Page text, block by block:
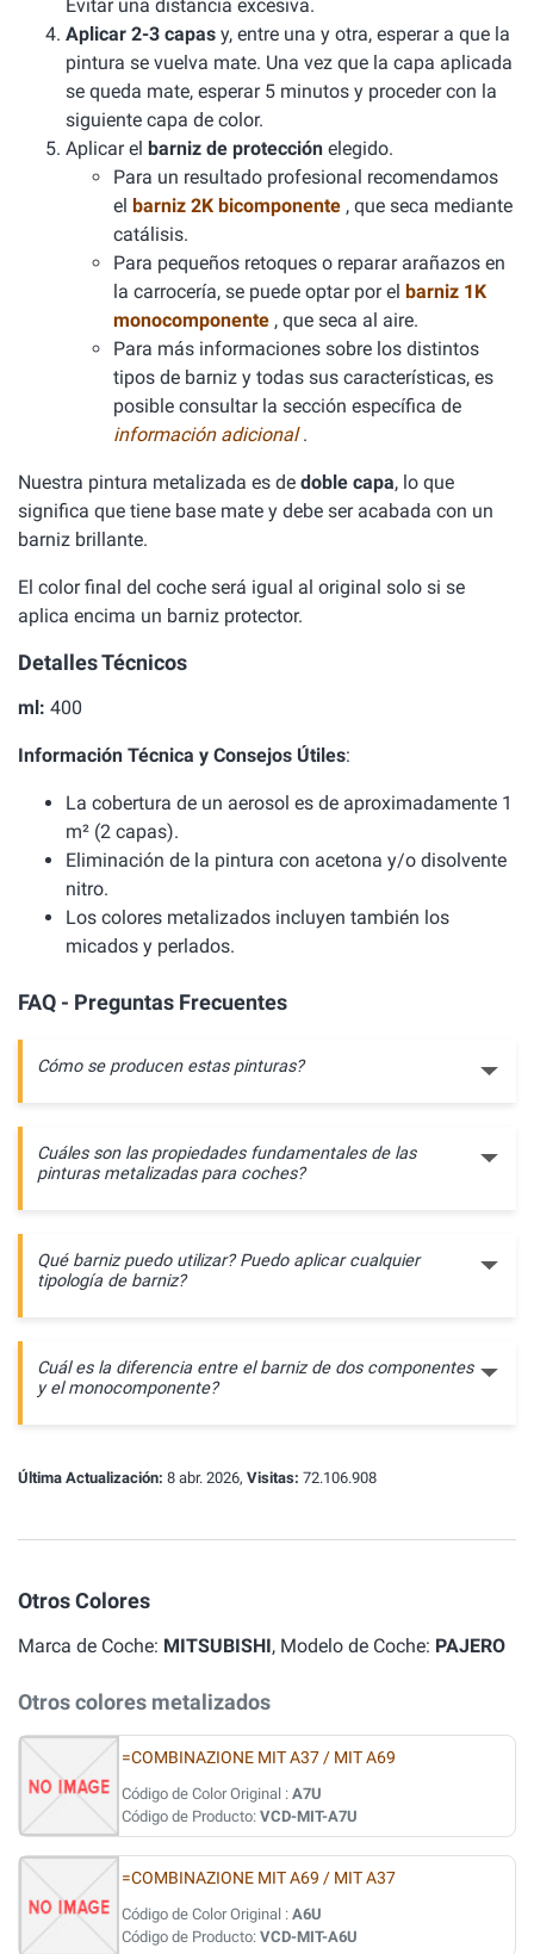
Evitar una distancia excesiva.
Aplicar 2-3 capas y, entre una y otra, esperar a que la
pintura se vuelva mate. Una vez que la capa aplicada
se queda mate, esperar 5 minutos y proceder con la
siguiente capa de color.
Aplicar el barniz de protección elegido.
Para un resultado profesional recomendamos
el barniz 2K bicomponente , que seca mediante
catálisis.
Para pequeños retoques o reparar arañazos en
la carrocería, se puede optar por el barniz 1K
monocomponente , que seca al aire.
Para más informaciones sobre los distintos
tipos de barniz y todas sus características, es
posible consultar la sección específica de
información adicional.
Nuestra pintura metalizada es de doble capa, lo que
significa que tiene base mate y debe ser acabada con un
barniz brillante.
El color final del coche será igual al original solo si se
aplica encima un barniz protector.
Detalles Técnicos
ml: 400
Información Técnica y Consejos Útiles:
La cobertura de un aerosol es de aproximadamente 1
m² (2 capas).
Eliminación de la pintura con acetona y/o disolvente
nitro.
Los colores metalizados incluyen también los
micados y perlados.
FAQ - Preguntas Frecuentes
Cómo se producen estas pinturas?
Cuáles son las propiedades fundamentales de las
pinturas metalizadas para coches?
Qué barniz puedo utilizar? Puedo aplicar cualquier
tipología de barniz?
Cuál es la diferencia entre el barniz de dos componentes
y el monocomponente?
Última Actualización: 8 abr. 2026, Visitas: 72.106.908
Otros Colores
Marca de Coche: MITSUBISHI, Modelo de Coche: PAJERO
Otros colores metalizados
=COMBINAZIONE MIT A37 / MIT A69
Código de Color Original : A7U
Código de Producto: VCD-MIT-A7U
=COMBINAZIONE MIT A69 / MIT A37
Código de Color Original : A6U
Código de Producto: VCD-MIT-A6U